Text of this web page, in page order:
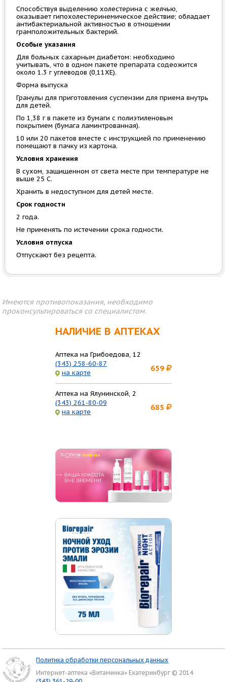
Способствуя выделению холестерина с желчью,
оказывает гипохолестеринемическое действие; обладает
антибактериальной активностью в отношении
грамположительных бактерий.
Особые указания
Для больных сахарным диабетом: необходимо
учитывать, что в одном пакете препарата содеожится
около 1.3 г углеводов (0,11ХЕ).
Форма выпуска
Гранулы для приготовления суспензии для приема внутрь
для детей.
По 1,38 г в пакете из бумаги с полиэтиленовым
покрытием (бумага ламинтрованная).
10 или 20 пакетов вместе с инструкцией по применению
помещают в пачку из картона.
Условия хранения
В сухом, защищенном от света месте при температуре не
выше 25 С.
Хранить в недоступном для детей месте.
Срок годности
2 года.
Не применять по истечении срока годности.
Условия отпуска
Отпускают без рецепта.
Имеются противопоказания, необходимо
проконсультироваться со специалистом.
НАЛИЧИЕ В АПТЕКАХ
Аптека на Грибоедова, 12
(343) 258-60-87
на карте
659
Аптека на Ялунинской, 2
(343) 261-80-09
на карте
685
Политика обработки персональных данных
Интернет-аптека «Витаминка» Екатеринбург © 2014